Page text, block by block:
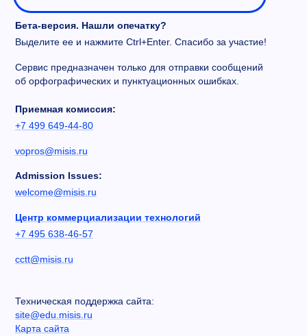
Бета-версия. Нашли опечатку?
Выделите ее и нажмите Ctrl+Enter. Спасибо за участие!
Сервис предназначен только для отправки сообщений
об орфографических и пунктуационных ошибках.
Приемная комиссия:
+7 499 649-44-80
vopros@misis.ru
Admission Issues:
welcome@misis.ru
Центр коммерциализации технологий
+7 495 638-46-57
cctt@misis.ru
Техническая поддержка сайта:
site@edu.misis.ru
Карта сайта